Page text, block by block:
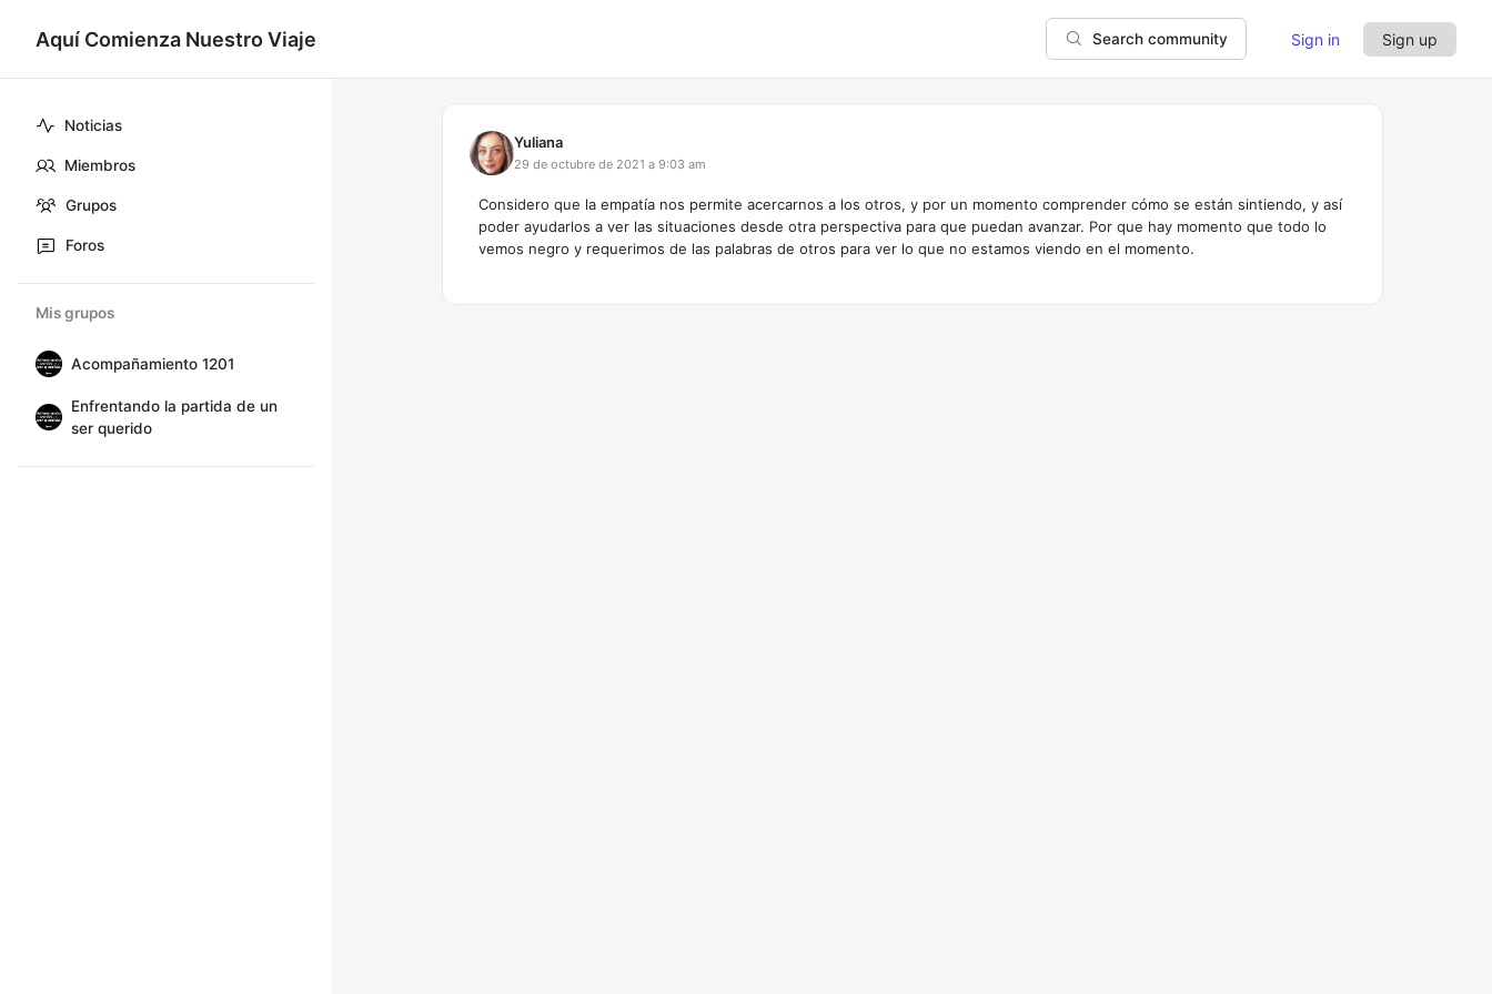
Noticias
Miembros
Grupos
Foros
Mis grupos
Acompañamiento 1201
Enfrentando la partida de un
ser querido
Aquí Comienza Nuestro Viaje Search community Sign in Sign up
Yuliana
29 de octubre de 2021 a 9:03 am
Considero que la empatía nos permite acercarnos a los otros, y por un momento comprender cómo se están sintiendo, y así
poder ayudarlos a ver las situaciones desde otra perspectiva para que puedan avanzar. Por que hay momento que todo lo
vemos negro y requerimos de las palabras de otros para ver lo que no estamos viendo en el momento.